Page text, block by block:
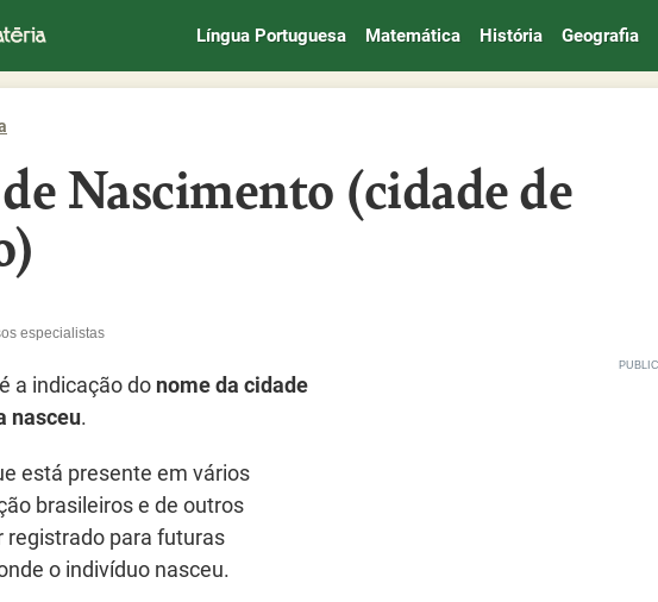
Língua Portuguesa Matemática História Geografia
Nascimento (cidade de
especialistas
a indicação do nome da cidade
nasceu.
está presente em vários
brasileiros e de outros
registrado para futuras
o indivíduo nasceu.